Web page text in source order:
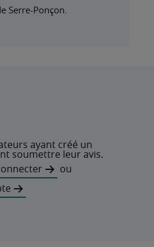
Serre-Ponçon.
ayant créé un
soumettre leur avis.
ou